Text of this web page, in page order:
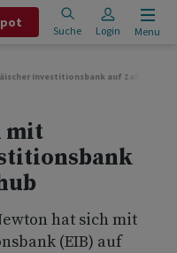
Suche Login Menu
Investitionsbank auf
mit
hat sich mit
(EIB) auf